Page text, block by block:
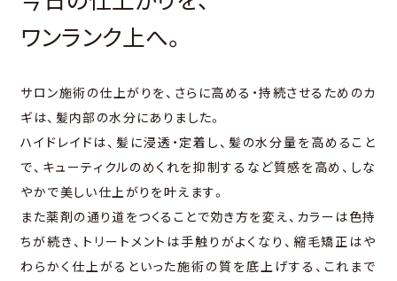
ワンランク上へ。
サロン施術の仕上がりを、さらに高める・持続させるためのカ
ギは、 髪内部の水分にありました。
ハイドレイドは、髪に浸透・定着し、髪の水分量を高めること
で、 キューティクルのめくれを抑制するなど質感を高め、 しな
やかで美しい仕上がりを叶えます。
また薬剤の通り道をつくることで効き方を変え、 カラーは色持
ちが続き、トリートメントは手触りがよくなり、 縮毛矯正はや
わらかく仕上がるといった施術の質を底上げする、 これまで